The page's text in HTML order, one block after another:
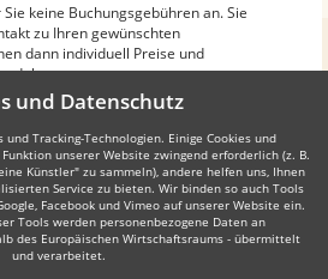
keine Buchungsgebühren an. Sie
zu Ihren gewünschten
dann individuell Preise und
professionell präsentiert -
anderer Nutzer inklusive. Wenn Sie
einen Hochzeitsredner - für Ihre
anfragen, haben Sie die Möglichkeit
eine Bewertung abzugeben und helfen
und Datenschutz
Tracking-Technologien. Einige Cookies und
unserer Website zwingend erforderlich (z. B.
Künstler" zu sammeln), andere helfen uns, Ihnen
Service zu bieten. Wir binden so auch Tools
Facebook und Vimeo auf unserer Website ein.
Tools werden personenbezogene Daten an
des Europäischen Wirtschaftsraums - übermittelt
und verarbeitet.